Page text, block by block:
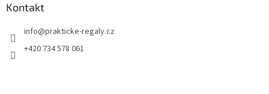
Kontakt
info@prakticke-regaly.cz
+420 734 578 061